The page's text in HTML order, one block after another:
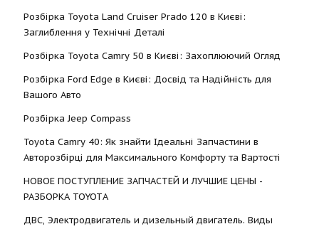
Розбірка Toyota Land Cruiser Prado 120 в Києві:
Заглиблення у Технічні Деталі
Розбірка Toyota Camry 50 в Києві: Захоплюючий Огляд
Розбірка Ford Edge в Києві: Досвід та Надійність для
Вашого Авто
Розбірка Jeep Compass
Toyota Camry 40: Як знайти Ідеальні Запчастини в
Авторозбірці для Максимального Комфорту та Вартості
НОВОЕ ПОСТУПЛЕНИЕ ЗАПЧАСТЕЙ И ЛУЧШИЕ ЦЕНЫ -
РАЗБОРКА TOYOTА
ДВС, Электродвигатель и дизельный двигатель. Виды